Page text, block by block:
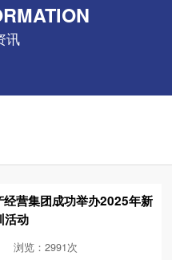
讯
营集团成功举办2025年新
活动
浏览：2991次